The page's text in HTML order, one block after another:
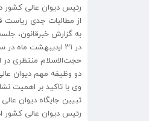
رئیس دیوان عالی
از مطالبات جدی ریاست
به گزارش خبرقانون،
در ۳۱ اردیبهشت ماه در سالن هیئت عمومی برگزار شد.
حجت‌الاسلام منتظری در
دو وظیفه مهم دیوان
وی با تاکید بر اهمیت
تبیین جایگاه دیوان
رئیس دیوان عالی کشور